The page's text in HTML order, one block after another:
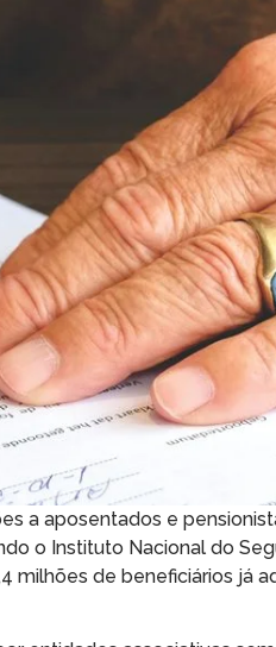
a aposentados e
o Instituto Nacional do
milhões de beneficiários já